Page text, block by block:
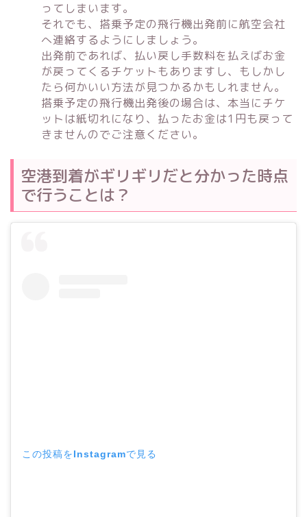
ってしまいます。
それでも、搭乗予定の飛行機出発前に航空会社
へ連絡するようにしましょう。
出発前であれば、払い戻し手数料を払えばお金
が戻ってくるチケットもありますし、もしかし
たら何かいい方法が見つかるかもしれません。
搭乗予定の飛行機出発後の場合は、本当にチケ
ットは紙切れになり、払ったお金は1円も戻って
きませんのでご注意ください。
空港到着がギリギリだと分かった時点
で行うことは？
この投稿をInstagramで見る